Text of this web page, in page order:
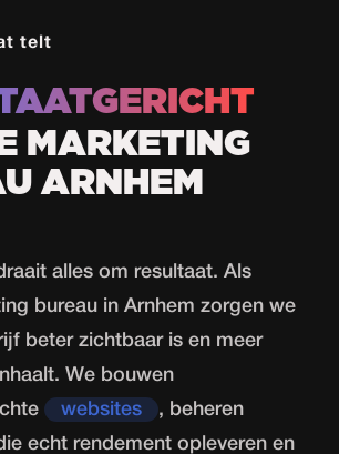
telt
MARKETING
ARNHEM
alles om resultaat. Als
bureau in Arnhem zorgen we
beter zichtbaar is en meer
We bouwen
websites
, beheren
echt rendement opleveren en